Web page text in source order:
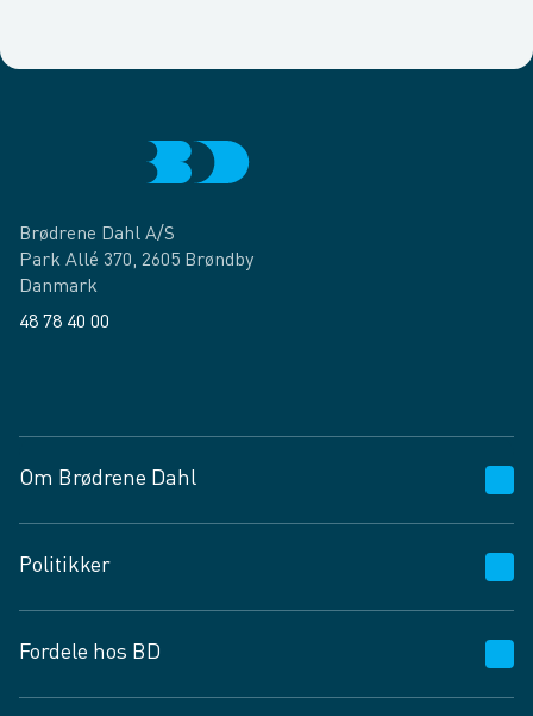
Brødrene Dahl A/S
Park Allé 370, 2605 Brøndby
Danmark
48 78 40 00
Om Brødrene Dahl
Vagttelefon 30 10 89 89
Spørgsmål og svar
Job og karriere
Fødevarekontrolrapport
Politikker
Privatlivspolitik
Cookies
Fordele hos BD